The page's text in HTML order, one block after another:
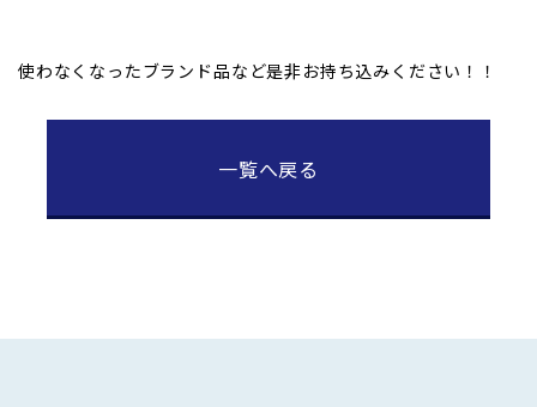
使わなくなったブランド品など是非お持ち込みください！！
一覧へ戻る